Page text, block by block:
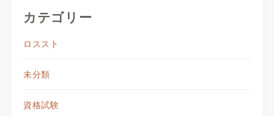
カテゴリー
ロススト
未分類
資格試験